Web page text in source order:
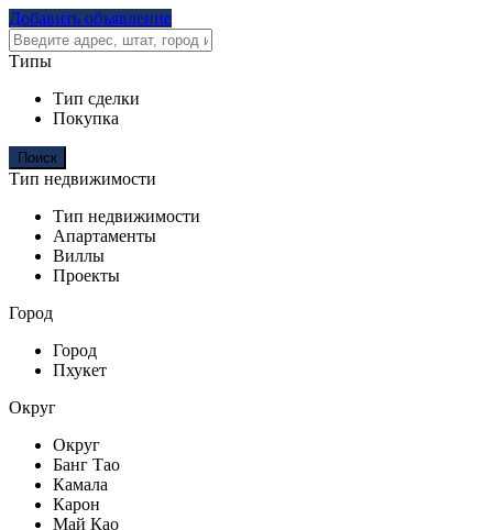
Добавить объявление
Типы
Тип сделки
Покупка
Тип недвижимости
Тип недвижимости
Апартаменты
Виллы
Проекты
Город
Город
Пхукет
Округ
Округ
Банг Тао
Камала
Карон
Май Као